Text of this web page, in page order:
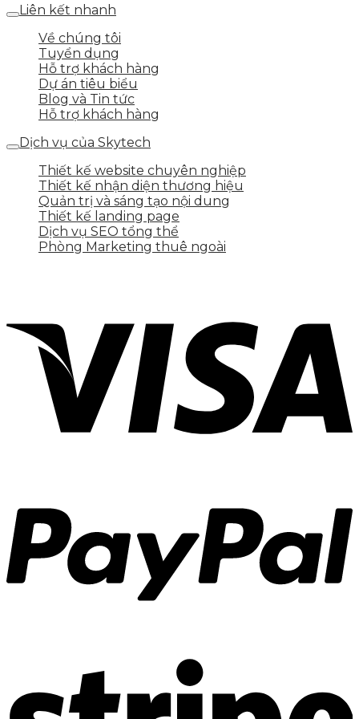
Liên kết nhanh
Về chúng tôi
Tuyển dụng
Hỗ trợ khách hàng
Dự án tiêu biểu
Blog và Tin tức
Hỗ trợ khách hàng
Dịch vụ của Skytech
Thiết kế website chuyên nghiệp
Thiết kế nhận diện thương hiệu
Quản trị và sáng tạo nội dung
Thiết kế landing page
Dịch vụ SEO tổng thể
Phòng Marketing thuê ngoài